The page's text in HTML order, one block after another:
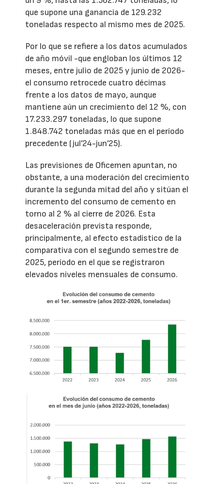
que supone una ganancia de 129.232
toneladas respecto al mismo mes de 2025.
Por lo que se refiere a los datos acumulados
de año móvil -que engloban los últimos 12
meses, entre julio de 2025 y junio de 2026-
el consumo retrocede cuatro décimas
frente a los datos de mayo, aunque
mantiene aún un crecimiento del 12 %, con
17.233.297 toneladas, lo que supone
1.848.742 toneladas más que en el período
precedente (jul’24-jun’25).
Las previsiones de Oficemen apuntan, no
obstante, a una moderación del crecimiento
durante la segunda mitad del año y sitúan el
incremento del consumo de cemento en
torno al 2 % al cierre de 2026. Esta
desaceleración prevista responde,
principalmente, al efecto estadístico de la
comparativa con el segundo semestre de
2025, período en el que se registraron
elevados niveles mensuales de consumo.